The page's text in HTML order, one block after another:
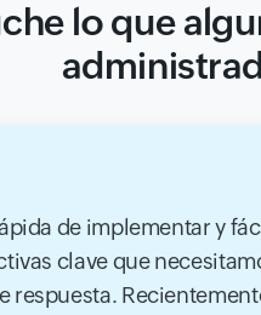
lo que
de implementar y
clave que
respuesta.